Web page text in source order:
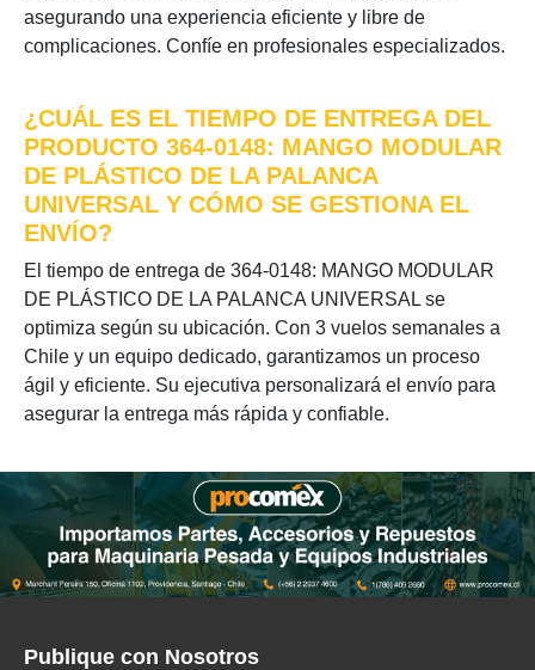
asegurando una experiencia eficiente y libre de
complicaciones. Confíe en profesionales especializados.
¿CUÁL ES EL TIEMPO DE ENTREGA DEL
PRODUCTO 364-0148: MANGO MODULAR
DE PLÁSTICO DE LA PALANCA
UNIVERSAL Y CÓMO SE GESTIONA EL
ENVÍO?
El tiempo de entrega de 364-0148: MANGO MODULAR
DE PLÁSTICO DE LA PALANCA UNIVERSAL se
optimiza según su ubicación. Con 3 vuelos semanales a
Chile y un equipo dedicado, garantizamos un proceso
ágil y eficiente. Su ejecutiva personalizará el envío para
asegurar la entrega más rápida y confiable.
Publique con Nosotros